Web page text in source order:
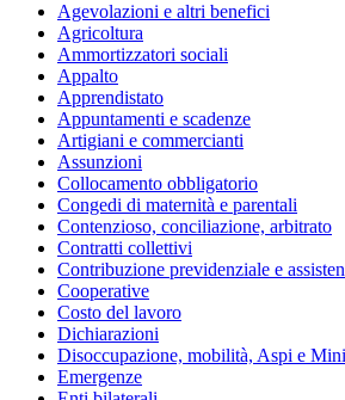
Agevolazioni e altri benefici
Agricoltura
Ammortizzatori sociali
Appalto
Apprendistato
Appuntamenti e scadenze
Artigiani e commercianti
Assunzioni
Collocamento obbligatorio
Congedi di maternità e parentali
Contenzioso, conciliazione, arbitrato
Contratti collettivi
Contribuzione previdenziale e
Cooperative
Costo del lavoro
Dichiarazioni
Disoccupazione, mobilità, Aspi e
Emergenze